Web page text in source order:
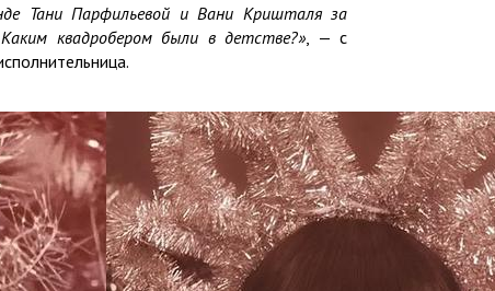
Тани Парфильевой и Вани Кришталя за
квадробером были в детстве?», — с